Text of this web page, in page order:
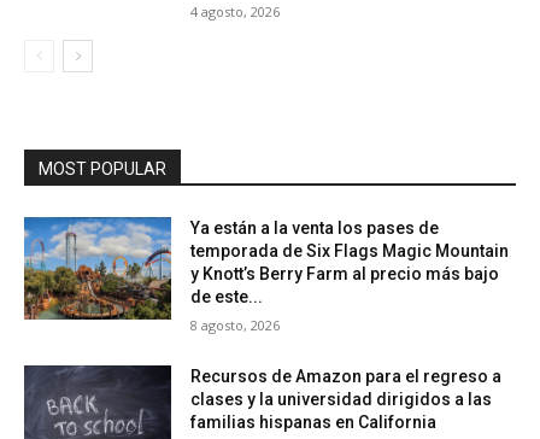
4 agosto, 2026
MOST POPULAR
Ya están a la venta los pases de
temporada de Six Flags Magic Mountain
y Knott’s Berry Farm al precio más bajo
de este...
8 agosto, 2026
Recursos de Amazon para el regreso a
clases y la universidad dirigidos a las
familias hispanas en California